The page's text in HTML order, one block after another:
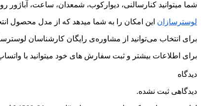
شما میتوانید کنارسالنی، دیوارکوب، شمعدان، ساعت،
لوسترسازان این امکان را به شما میدهد که از مدل محصول
برای انتخاب می‌توانید از مشاوره‌ی رایگان کارشناسان
برای اطلاعات بیشتر و ثبت سفارش های خود میتوانید با واتساپ شماره ی 09226427127
دیدگاه
دیدگاهی ثبت نشده.